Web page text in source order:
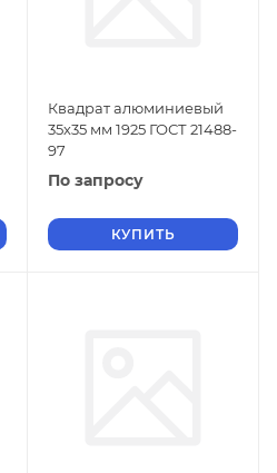
Квадрат алюминиевый
35х35 мм 1925 ГОСТ 21488-
97
По запросу
КУПИТЬ